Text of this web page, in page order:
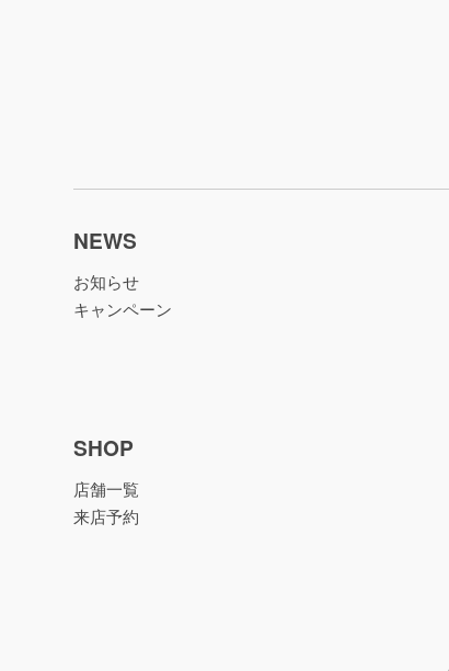
NEWS
お知らせ
キャンペーン
SHOP
店舗一覧
来店予約